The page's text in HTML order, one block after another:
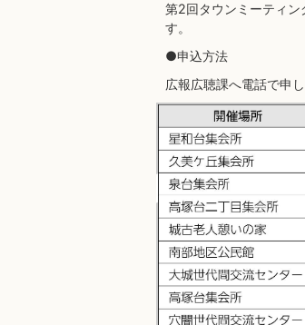
第2回タウンミーティン
す。
●申込方法
広報広聴課へ電話で申